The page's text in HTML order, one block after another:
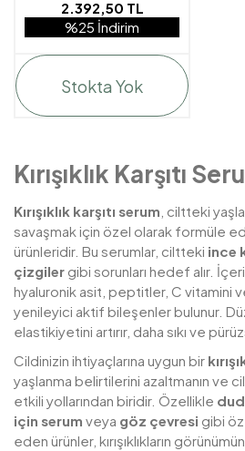
2.392,50 TL
%25 İndirim
Stokta Yok
Kırışıklık Karşıtı
Kırışıklık karşıtı serum , ciltteki
savaşmak için özel olarak formüle
ürünleridir. Bu serumlar, ciltteki ince
çizgiler gibi sorunları hedef alır.
hyaluronik asit, peptitler, C vitamini
yenileyici aktif bileşenler bulunur.
elastikiyetini artırır, daha sıkı ve
Cildinizin ihtiyaçlarına uygun bir
yaşlanma belirtilerini azaltmanın ve
etkili yollarından biridir. Özellikle
için serum veya göz çevresi gibi
eden ürünler, kırışıklıkların